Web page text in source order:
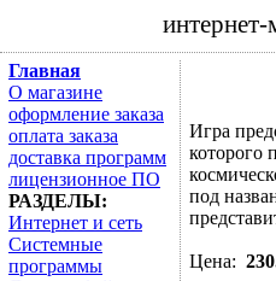
Главная
О магазине
оформление заказа
оплата заказа
доставка программ
лицензионное ПО
РАЗДЕЛЫ:
Интернет и сеть
Системные
программы
Игра
которого
под
Цена: